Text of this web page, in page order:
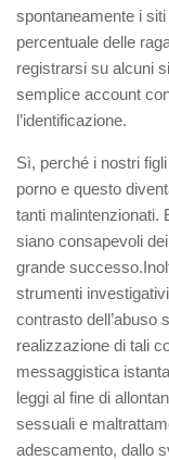
spontaneamente i
percentuale delle
registrarsi su alcuni
semplice account
l’identificazione.
Sì, perché i nostri
porno e questo
tanti malintenzionati.
siano consapevoli
grande successo.
strumenti
contrasto dell’abuso
realizzazione di tali
messaggistica
leggi al fine di
sessuali e
adescamento, dallo